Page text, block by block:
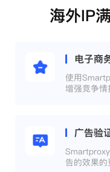
海外IP
电子商
使用
增强竞争情
广告验
告的效果的